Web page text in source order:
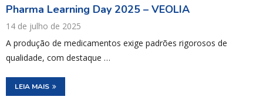
Pharma Learning Day 2025 – VEOLIA
14 de julho de 2025
A produção de medicamentos exige padrões rigorosos de
qualidade, com destaque …
LEIA MAIS